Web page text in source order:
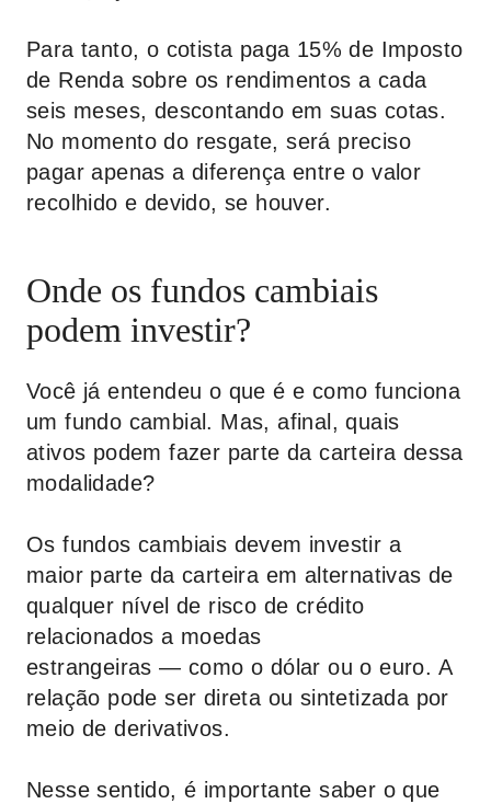
Para tanto, o cotista paga 15% de Imposto
de Renda sobre os rendimentos a cada
seis meses, descontando em suas cotas.
No momento do resgate, será preciso
pagar apenas a diferença entre o valor
recolhido e devido, se houver.
Onde os fundos cambiais
podem investir?
Você já entendeu o que é e como funciona
um fundo cambial. Mas, afinal, quais
ativos podem fazer parte da carteira dessa
modalidade?
Os fundos cambiais devem investir a
maior parte da carteira em alternativas de
qualquer nível de risco de crédito
relacionados a moedas
estrangeiras — como o dólar ou o euro. A
relação pode ser direta ou sintetizada por
meio de derivativos.
Nesse sentido, é importante saber o que